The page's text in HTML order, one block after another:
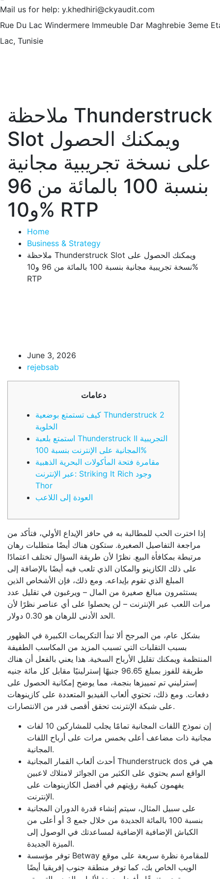
Mail us for help: y.khedhiri@ckyaudit.com
Rue Du Lac Windermere Immeuble Dar Maghrebie 3eme
Lac, Tunisie
ملاحظة Thunderstruck
Slot ويمكنك الحصول
على نسخة تجريبية مجانية
بنسبة 100 بالمائة من 96
و10% RTP
Home
Business & Strategy
ملاحظة Thunderstruck Slot ويمكنك الحصول على
نسخة تجريبية مجانية بنسبة 100 بالمائة من 96 و10%
RTP
June 3, 2026
rejebsab
دعامات
كيف تستمتع بوضعية Thunderstruck 2
الخلوية
استمتع بلعبة Thunderstruck II التجريبية
المجانية على الإنترنت بنسبة 100%
مقامرة فتحة المأكولات البحرية الذهبية
عبر الإنترنت: Striking It Rich وجود
Thor
العودة إلى اللاعب
إذا اخترت الحب للمطالبة به في حافز الإيداع الأولي، فتأكد من
مراجعة التفاصيل الصغيرة. ستكون هناك أيضًا متطلبات رهان
مرتبطة بمكافأة البيع. نظرًا لأن طريقة السؤال تختلف اعتمادًا
على ذلك الكازينو والمكان الذي تلعب فيه أيضًا بالإضافة إلى
المبلغ الذي تقوم بإيداعه. ومع ذلك، فإن الأشخاص الذين
يستثمرون مبالغ صغيرة من المال – ويرغبون في تقليل عدد
مرات اللعب عبر الإنترنت – لن يحصلوا على أي عناصر نظرًا لأن
الحد الأدنى للرهان هو 0.30 دولار.
بشكل عام، من المرجح ألا تبدأ التكريمات الكبيرة في الظهور
بسبب التقلبات التي تسبب المزيد من المكاسب الطفيفة
المنتظمة ويمكنك تقليل الأرباح السخية. هذا يعني بالفعل أن هناك
طريقة للفوز بمبلغ 96.65 جنيهًا إسترلينيًا مقابل كل مائة جنيه
إسترليني تم تمييزها بنجمة، مما يوضح إمكانية الحصول على
دفعات. ومع ذلك، تحتوي ألعاب الفيديو المتعددة على كازينوهات
على شبكة الإنترنت تحقق أقصى قدر من الانتصارات.
إن نموذج اللفات المجانية تمامًا يجلب للمشاركين 10 لفات
مجانية ذات مضاعف أعلى بخمس مرات على أرباح اللفات
المجانية.
أحدث ألعاب القمار المجانية Thunderstruck dos هي في
الواقع اسم يحتوي على الكثير من الجوائز لامتلاك لاعبين
يفهمون كيفية رؤيتهم في أفضل الكازينوهات على
الإنترنت.
على سبيل المثال، سيتم إنشاء قدرة الدوران المجانية
بنسبة 100 بالمائة الجديدة من خلال جمع 3 أو أعلى من
الكباش الإضافية الإضافية لمساعدتك في الوصول إلى
الميزة الجديدة.
توفر مؤسسة Betway للمقامرة نظرة سريعة على موقع
الويب الخاص بك، كما توفر منطقة جنوب إفريقيا أيضًا